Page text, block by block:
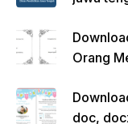
Orang
doc,